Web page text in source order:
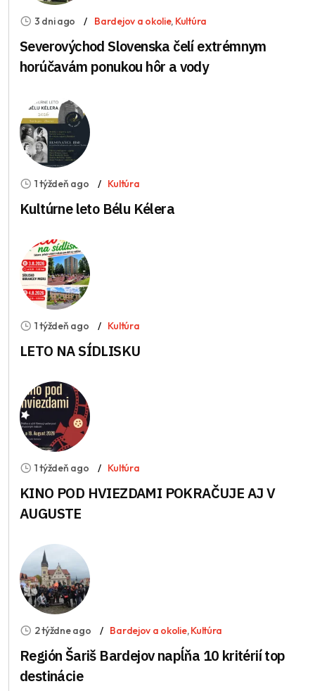
3 dni ago Bardejov a okolie, Kultúra
Severovýchod Slovenska čelí extrémnym
horúčavám ponukou hôr a vody
1 týždeň ago Kultúra
Kultúrne leto Bélu Kélera
1 týždeň ago Kultúra
LETO NA SÍDLISKU
1 týždeň ago Kultúra
KINO POD HVIEZDAMI POKRAČUJE AJ V
AUGUSTE
2 týždne ago Bardejov a okolie,Kultúra
Región Šariš Bardejov napĺňa 10 kritérií top
destinácie